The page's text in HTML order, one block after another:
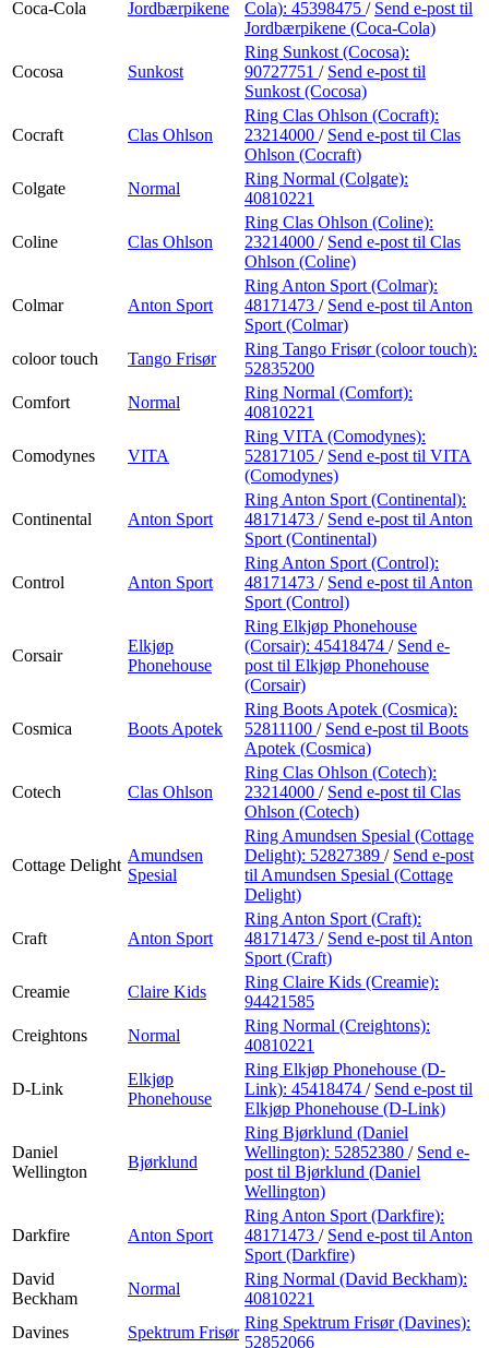
Coca-Cola Jordbærpikene Cola): 45398475 / Send e-post til
Jordbærpikene (Coca-Cola)
Cocosa Sunkost
Ring Sunkost (Cocosa):
90727751 / Send e-post til
Sunkost (Cocosa)
Cocraft Clas Ohlson
Ring Clas Ohlson (Cocraft):
23214000 / Send e-post til Clas
Ohlson (Cocraft)
Colgate
Normal
Ring Normal (Colgate):
40810221
Coline Clas Ohlson
Ring Clas Ohlson (Coline):
23214000 / Send e-post til Clas
Ohlson (Coline)
Colmar Anton Sport
Ring Anton Sport (Colmar):
48171473 / Send e-post til Anton
Sport (Colmar)
coloor touch
Tango Frisør
Ring Tango Frisør (coloor touch):
52835200
Comfort
Normal
Ring Normal (Comfort):
40810221
Comodynes VITA
Ring VITA (Comodynes):
52817105 / Send e-post til VITA
(Comodynes)
Continental Anton Sport
Ring Anton Sport (Continental):
48171473 / Send e-post til Anton
Sport (Continental)
Control Anton Sport
Ring Anton Sport (Control):
48171473 / Send e-post til Anton
Sport (Control)
Corsair
Elkjøp
Phonehouse
Ring Elkjøp Phonehouse
(Corsair): 45418474 / Send e-
post til Elkjøp Phonehouse
(Corsair)
Cosmica Boots Apotek
Ring Boots Apotek (Cosmica):
52811100 / Send e-post til Boots
Apotek (Cosmica)
Cotech Clas Ohlson
Ring Clas Ohlson (Cotech):
23214000 / Send e-post til Clas
Ohlson (Cotech)
Cottage Delight
Amundsen
Spesial
Ring Amundsen Spesial (Cottage
Delight): 52827389 / Send e-post
til Amundsen Spesial (Cottage
Delight)
Craft Anton Sport
Ring Anton Sport (Craft):
48171473 / Send e-post til Anton
Sport (Craft)
Creamie
Claire Kids
Ring Claire Kids (Creamie):
94421585
Creightons
Normal
Ring Normal (Creightons):
40810221
D-Link
Elkjøp
Phonehouse
Ring Elkjøp Phonehouse (D-
Link): 45418474 / Send e-post til
Elkjøp Phonehouse (D-Link)
Daniel
Wellington
Bjørklund
Ring Bjørklund (Daniel
Wellington): 52852380 / Send e-
post til Bjørklund (Daniel
Wellington)
Darkfire Anton Sport
Ring Anton Sport (Darkfire):
48171473 / Send e-post til Anton
Sport (Darkfire)
David
Beckham
Normal
Ring Normal (David Beckham):
40810221
Davines
Spektrum Frisør
Ring Spektrum Frisør (Davines):
52852066